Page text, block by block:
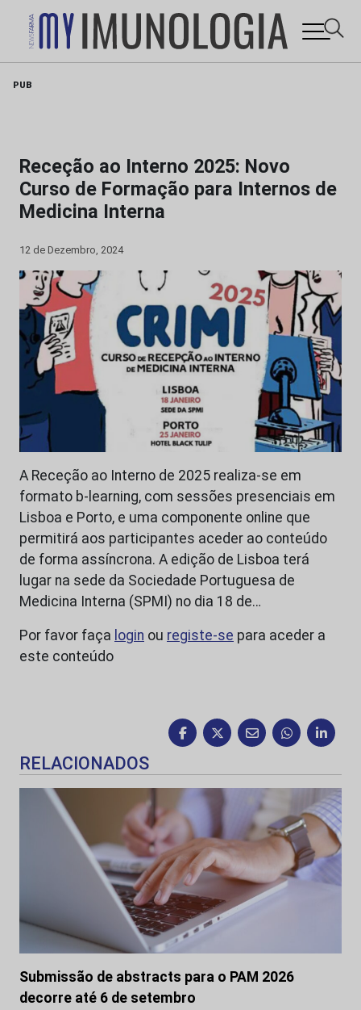
PUB
Receção ao Interno 2025: Novo
Curso de Formação para Internos de
Medicina Interna
12 de Dezembro, 2024
A Receção ao Interno de 2025 realiza-se em
formato b-learning, com sessões presenciais em
Lisboa e Porto, e uma componente online que
permitirá aos participantes aceder ao conteúdo
de forma assíncrona. A edição de Lisboa terá
lugar na sede da Sociedade Portuguesa de
Medicina Interna (SPMI) no dia 18 de…
Por favor faça login ou registe-se para aceder a
este conteúdo
RELACIONADOS
Submissão de abstracts para o PAM 2026
decorre até 6 de setembro